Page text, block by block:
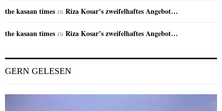
the kasaan times zu Riza Kosar’s zweifelhaftes Angebot…
the kasaan times zu Riza Kosar’s zweifelhaftes Angebot…
GERN GELESEN